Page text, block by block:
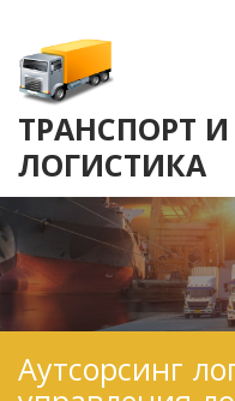
content
ТРАНСПОРТ И
ЛОГИСТИКА
Аутсорсинг